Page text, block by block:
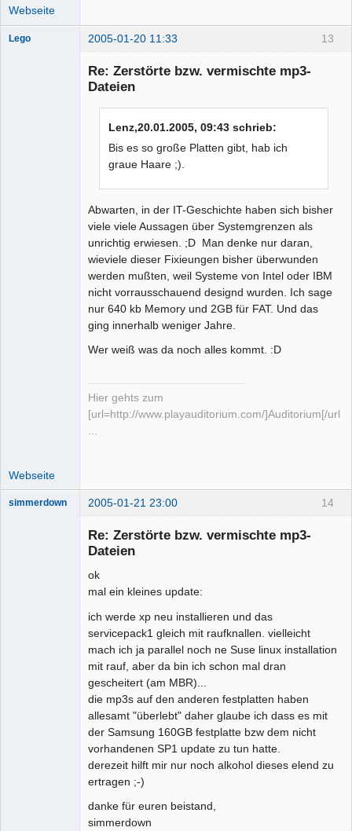
Webseite
13
Lego 2005-01-20 11:33
Re: Zerstörte bzw. vermischte mp3-
Dateien
Lenz,20.01.2005, 09:43 schrieb:
Bis es so große Platten gibt, hab ich
graue Haare ;).
Abwarten, in der IT-Geschichte haben sich bisher
viele viele Aussagen über Systemgrenzen als
unrichtig erwiesen. ;D Man denke nur daran,
wieviele dieser Fixieungen bisher überwunden
werden mußten, weil Systeme von Intel oder IBM
nicht vorrausschauend designd wurden. Ich sage
nur 640 kb Memory und 2GB für FAT. Und das
ging innerhalb weniger Jahre.
Wer weiß was da noch alles kommt. :D
Hier gehts zum
[url=http://www.playauditorium.com/]Auditorium[/url]
Webseite
14
simmerdown 2005-01-21 23:00
Re: Zerstörte bzw. vermischte mp3-
Dateien
ok
mal ein kleines update:
ich werde xp neu installieren und das
servicepack1 gleich mit raufknallen. vielleicht
mach ich ja parallel noch ne Suse linux installation
mit rauf, aber da bin ich schon mal dran
gescheitert (am MBR)...
die mp3s auf den anderen festplatten haben
allesamt "überlebt" daher glaube ich dass es mit
der Samsung 160GB festplatte bzw dem nicht
vorhandenen SP1 update zu tun hatte.
derezeit hilft mir nur noch alkohol dieses elend zu
ertragen ;-)
danke für euren beistand,
simmerdown